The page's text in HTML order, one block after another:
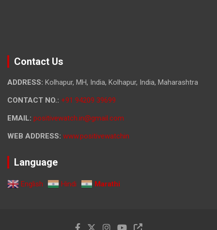
Contact Us
ADDRESS: Kolhapur, MH, India, Kolhapur, India, Maharashtra
CONTACT NO.: +91 94209 39699
EMAIL: positivewatch.in@gmail.com
WEB ADDRESS: www.positivewatchin
Language
English Hindi Marathi